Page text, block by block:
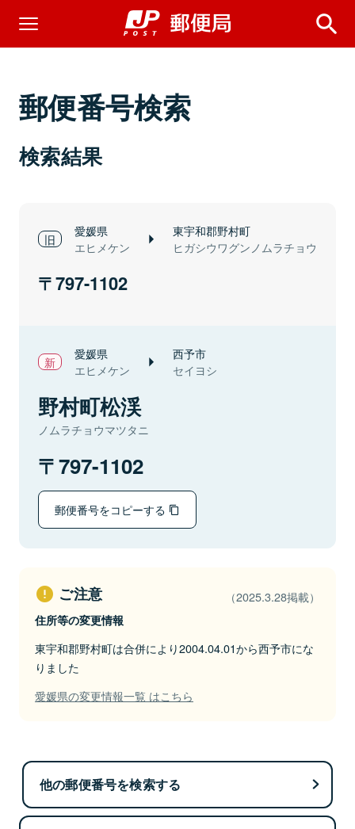
郵便番号検索
検索結果
愛媛県
エヒメケン
東宇和郡野村町
ヒガシウワグンノムラチョウ
797-1102
愛媛県
エヒメケン
西予市
セイヨシ
野村町松渓
ノムラチョウマツタニ
797-1102
郵便番号をコピーする
ご注意 （2025.3.28掲載）
住所等の変更情報
東宇和郡野村町は合併により2004.04.01から西予市にな
りました
愛媛県の変更情報一覧 はこちら
他の郵便番号を検索する